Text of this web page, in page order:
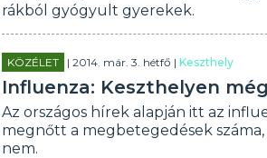
rákból gyógyult gyerekek.
KÖZÉLET | 2014. már. 3. hétfő |Keszthely
Influenza: Keszthelyen
Az országos hírek alapján itt az
megnőtt a megbetegedések
nem.